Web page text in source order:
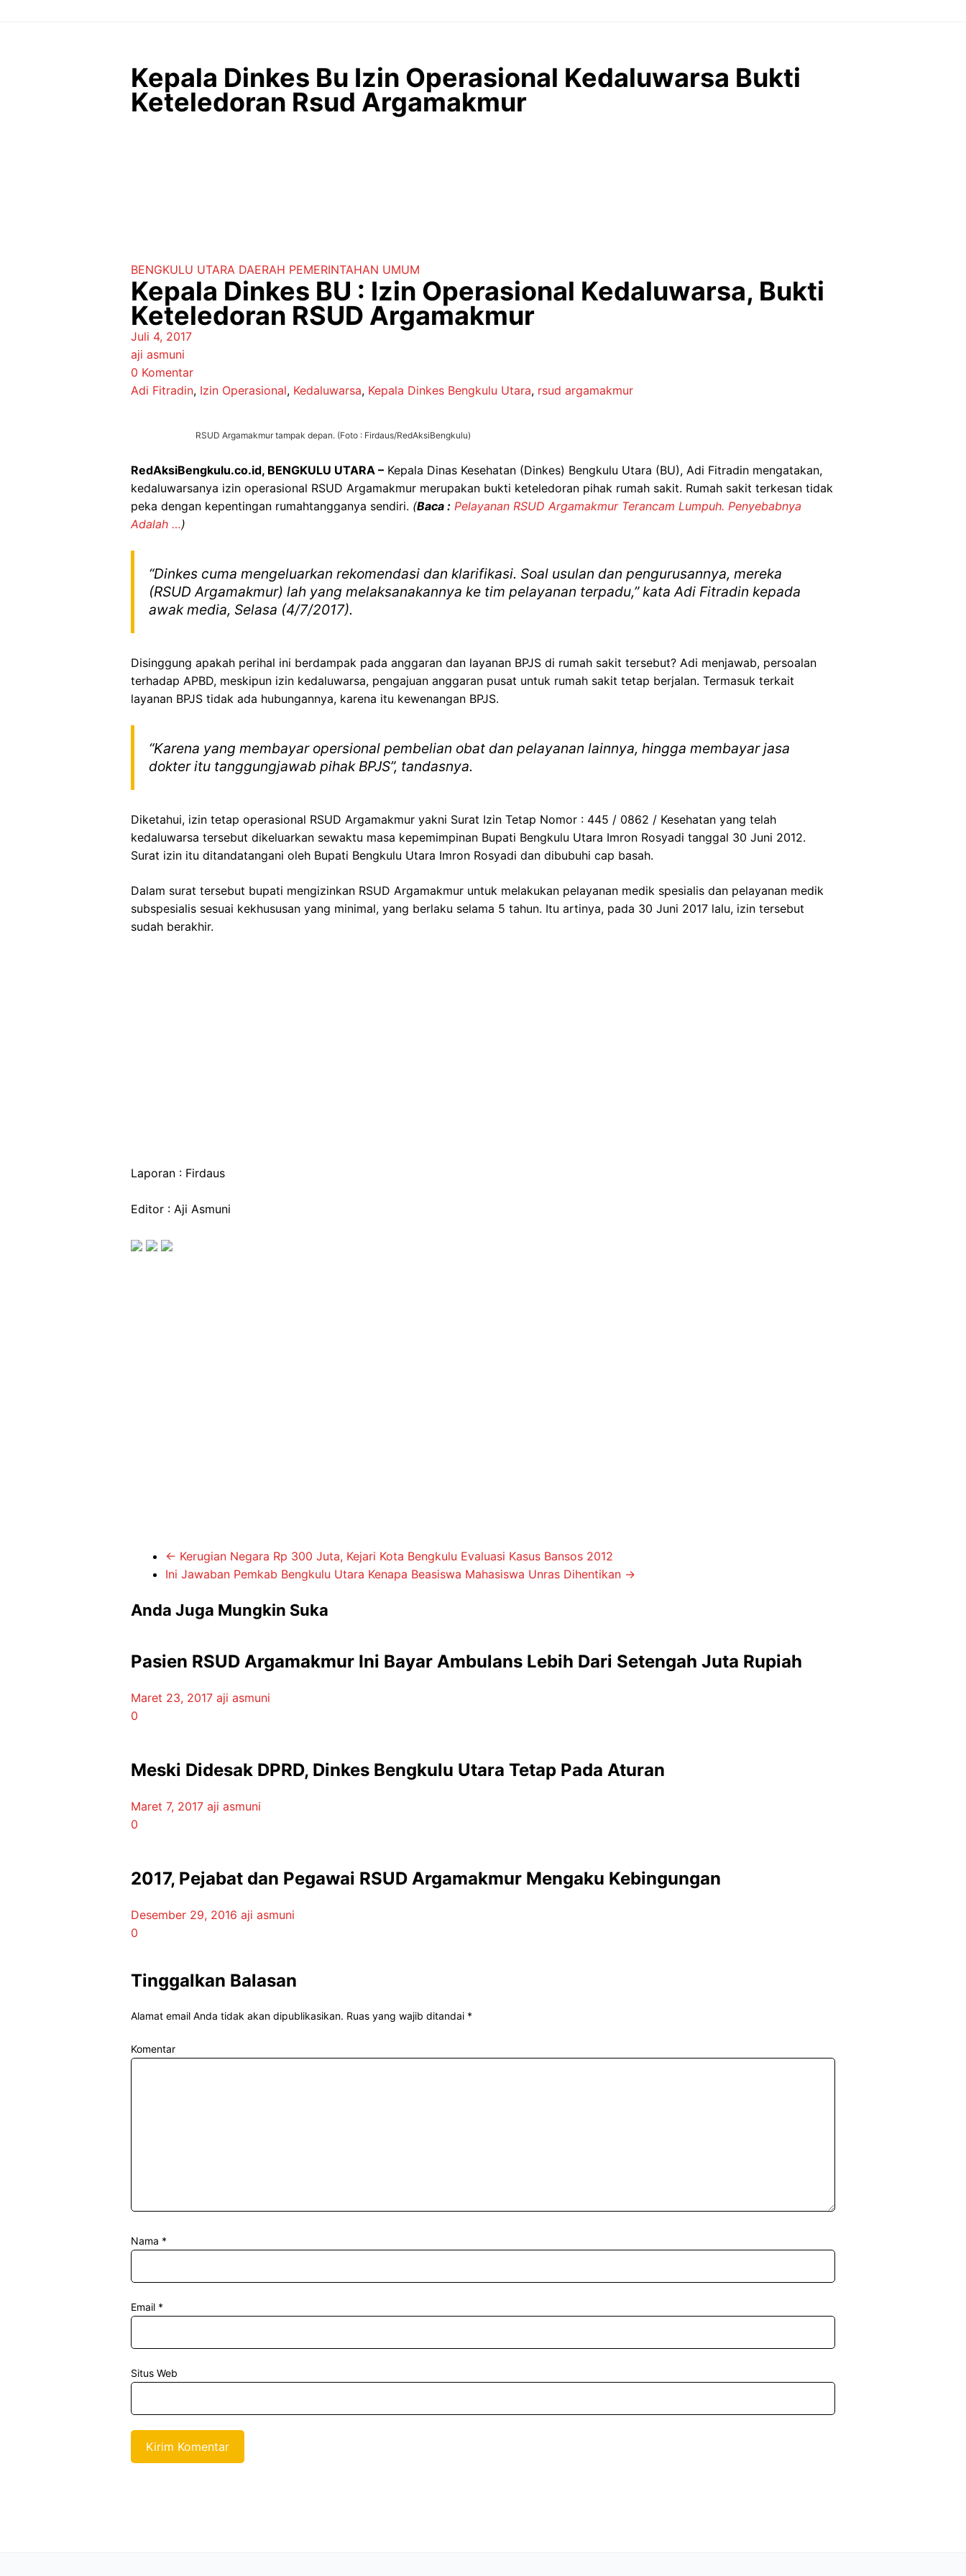
Kepala Dinkes Bu Izin Operasional Kedaluwarsa Bukti
Keteledoran Rsud Argamakmur
BENGKULU UTARA DAERAH PEMERINTAHAN UMUM
Kepala Dinkes BU : Izin Operasional Kedaluwarsa, Bukti
Keteledoran RSUD Argamakmur
Juli 4, 2017
aji asmuni
0 Komentar
Adi Fitradin, Izin Operasional, Kedaluwarsa, Kepala Dinkes Bengkulu Utara, rsud argamakmur
RSUD Argamakmur tampak depan. (Foto : Firdaus/RedAksiBengkulu)
RedAksiBengkulu.co.id, BENGKULU UTARA – Kepala Dinas Kesehatan (Dinkes) Bengkulu Utara (BU), Adi Fitradin mengatakan,
kedaluwarsanya izin operasional RSUD Argamakmur merupakan bukti keteledoran pihak rumah sakit. Rumah sakit terkesan tidak
peka dengan kepentingan rumahtangganya sendiri. (Baca : Pelayanan RSUD Argamakmur Terancam Lumpuh. Penyebabnya
Adalah …)
“Dinkes cuma mengeluarkan rekomendasi dan klarifikasi. Soal usulan dan pengurusannya, mereka
(RSUD Argamakmur) lah yang melaksanakannya ke tim pelayanan terpadu,” kata Adi Fitradin kepada
awak media, Selasa (4/7/2017).
Disinggung apakah perihal ini berdampak pada anggaran dan layanan BPJS di rumah sakit tersebut? Adi menjawab, persoalan
terhadap APBD, meskipun izin kedaluwarsa, pengajuan anggaran pusat untuk rumah sakit tetap berjalan. Termasuk terkait
layanan BPJS tidak ada hubungannya, karena itu kewenangan BPJS.
“Karena yang membayar opersional pembelian obat dan pelayanan lainnya, hingga membayar jasa
dokter itu tanggungjawab pihak BPJS”, tandasnya.
Diketahui, izin tetap operasional RSUD Argamakmur yakni Surat Izin Tetap Nomor : 445 / 0862 / Kesehatan yang telah
kedaluwarsa tersebut dikeluarkan sewaktu masa kepemimpinan Bupati Bengkulu Utara Imron Rosyadi tanggal 30 Juni 2012.
Surat izin itu ditandatangani oleh Bupati Bengkulu Utara Imron Rosyadi dan dibubuhi cap basah.
Dalam surat tersebut bupati mengizinkan RSUD Argamakmur untuk melakukan pelayanan medik spesialis dan pelayanan medik
subspesialis sesuai kekhususan yang minimal, yang berlaku selama 5 tahun. Itu artinya, pada 30 Juni 2017 lalu, izin tersebut
sudah berakhir.
Laporan : Firdaus
Editor : Aji Asmuni
← Kerugian Negara Rp 300 Juta, Kejari Kota Bengkulu Evaluasi Kasus Bansos 2012
Ini Jawaban Pemkab Bengkulu Utara Kenapa Beasiswa Mahasiswa Unras Dihentikan →
Anda Juga Mungkin Suka
Pasien RSUD Argamakmur Ini Bayar Ambulans Lebih Dari Setengah Juta Rupiah
Maret 23, 2017 aji asmuni
0
Meski Didesak DPRD, Dinkes Bengkulu Utara Tetap Pada Aturan
Maret 7, 2017 aji asmuni
0
2017, Pejabat dan Pegawai RSUD Argamakmur Mengaku Kebingungan
Desember 29, 2016 aji asmuni
0
Tinggalkan Balasan
Alamat email Anda tidak akan dipublikasikan. Ruas yang wajib ditandai *
Komentar
Nama *
Email *
Situs Web